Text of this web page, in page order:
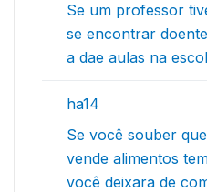
Se um professor
se encontrar
a dae aulas na
ha14
Se você souber
vende alimentos
você deixara de